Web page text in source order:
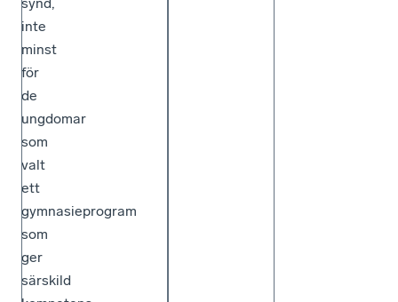
inte
minst
för
de
ungdomar
som
valt
ett
gymnasieprogram
som
ger
särskild